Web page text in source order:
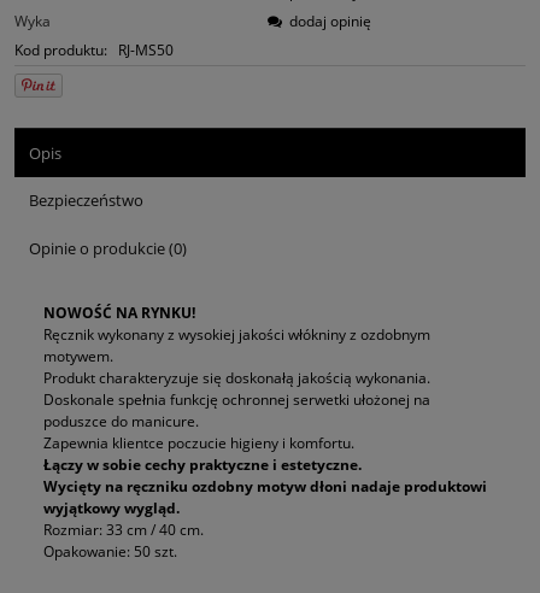
Wyka
Kod produktu:
RJ-MS50
dodaj opinię
Opis
Bezpieczeństwo
Opinie o produkcie (0)
NOWOŚĆ NA RYNKU!
Ręcznik wykonany z wysokiej jakości włókniny z ozdobnym
motywem.
Produkt charakteryzuje się doskonałą jakością wykonania.
Doskonale spełnia funkcję ochronnej serwetki ułożonej na
poduszce do manicure.
Zapewnia klientce poczucie higieny i komfortu.
Łączy w sobie cechy praktyczne i estetyczne.
Wycięty na ręczniku ozdobny motyw dłoni nadaje produktowi
wyjątkowy wygląd.
Rozmiar: 33 cm / 40 cm.
Opakowanie: 50 szt.